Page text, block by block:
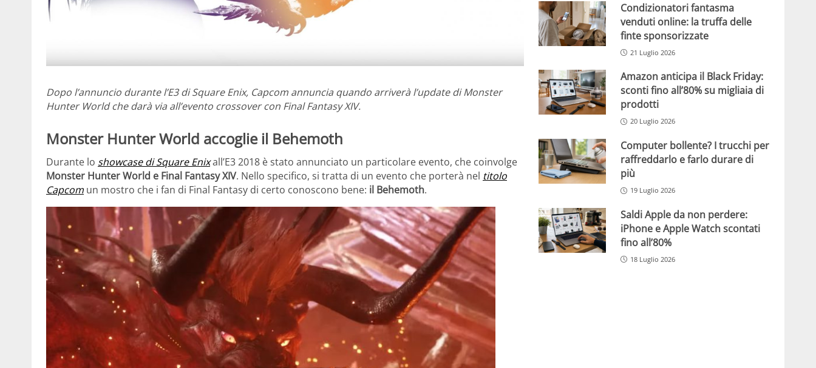
Dopo l’annuncio durante l’E3 di Square Enix, Capcom annuncia quando arriverà l’update di Monster
Hunter World che darà via all’evento crossover con Final Fantasy XIV.
Monster Hunter World accoglie il Behemoth
Durante lo showcase di Square Enixall’E3 2018 è stato annunciato un particolare evento, che coinvolge
Monster Hunter World e Final Fantasy XIV. Nello specifico, si tratta di un evento che porterà nel titolo
Capcom un mostro che i fan di Final Fantasy di certo conoscono bene: il Behemoth.
Condizionatori fantasma
venduti online: la truffa delle
finte sponsorizzate
21 Luglio 2026
Amazon anticipa il Black Friday:
sconti fino all’80% su migliaia di
prodotti
20 Luglio 2026
Computer bollente? I trucchi per
raffreddarlo e farlo durare di
più
19 Luglio 2026
Saldi Apple da non perdere:
iPhone e Apple Watch scontati
fino all’80%
18 Luglio 2026